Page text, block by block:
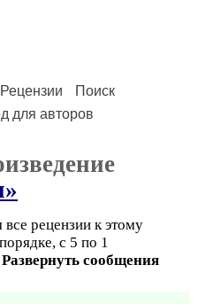
Рецензии
Поиск
для авторов
рецензии к этому
с 5 по 1
Развернуть сообщения